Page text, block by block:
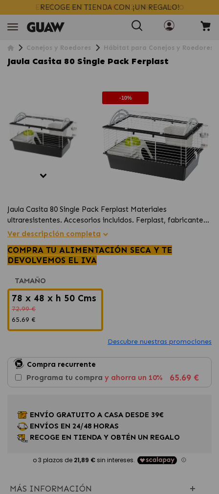
ENVÍOS GRATIS > 39€EN 24/48H+ INFO
Conejos y Roedores Hábitat para Conejos y Roedores
Jaula Casita 80 Single Pack Ferplast
-10%
Jaula Casita 80 Single Pack Ferplast Materiales
ultraresistentes. Accesorios incluidos. Ferplast, fabricante
num 1 en Europa
Ver descripción completa
COMPRA TU ALIMENTACIÓN SECA Y TE
DEVOLVEMOS EL IVA
TAMAÑO
78 x 48 x h 50 Cms
72.99 €
65.69 €
Descubre nuestras promociones
Compra recurrente
Programa tu compra y ahorra un 10% 65.69 €
ENVÍO GRATUITO A CASA DESDE 39€
ENVÍOS EN 24/48 HORAS
RECOGE EN TIENDA Y OBTÉN UN REGALO
MÁS INFORMACIÓN